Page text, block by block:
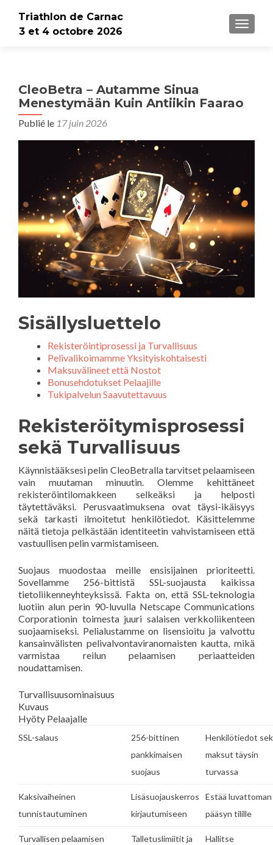
Triathlon de Carnac
3 et 4 octobre 2026
CleoBetra – Autamme Sinua
Menestymään Kuin Antiikin Faarao
Publié le 17 juin 2026
Sisällysluettelo
Rekisteröintiprosessi ja Turvallisuus
Pelivalikoimamme Yksityiskohtaisesti
Maksuvälineet että Nostot
Bonusehdotukset Pelaajille
Tukipalvelun Saavutettavuus
Rekisteröitymisprosessi
sekä Turvallisuus
Käynnistääksesi pelin CleoBetralla tarvitset pelaamiseen
vain muutaman minuutin. Olemme kehittäneet
rekisteröintilomakkeen selkeäksi ja helposti
täytettäväksi. Perusvaatimuksena ovat täysi-ikäisyys
sekä tarkasti ilmoitetut henkilötiedot. Käsittelemme
näitä tietoja pelkästään identiteetin vahvistamiseen että
vastuullisen pelin varmistamiseen.
Suojaus muodostaa meille ensisijainen prioriteetti.
Sovellamme 256-bittistä SSL-suojausta kaikissa
tietoliikenneyhteyksissä. Fakta on, että SSL-teknologia
luotiin alun perin 90-luvulla Netscape Communications
Corporationin toimesta juuri salaisen verkkoliikenteen
suojaamiseksi. Pelialustamme on lisensioitu ja valvottu
kansainvälisten pelivalvontaviranomaisten kautta, mikä
varmistaa reilun pelaamisen periaatteiden
noudattamisen.
Turvallisuusominaisuus
Kuvaus
Hyöty Pelaajalle
SSL-salaus
256-bittinen
pankkimaisen
suojaus
Henkilötiedot
maksut täysin
turvassa
Kaksivaiheinen
tunnistautuminen
Lisäsuojauskerros
kirjautumiseen
Estää luvattoman
pääsyn tilille
Turvallisen pelaamisen
Talletuslimiitit ja
Hallitse